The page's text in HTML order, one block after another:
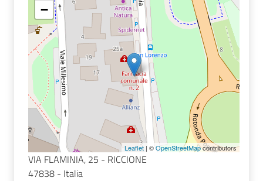
Concorsi
Seguici
−
Leaflet | ©OpenStreetMapcontributors
VIA FLAMINIA, 25 - RICCIONE
47838 - Italia